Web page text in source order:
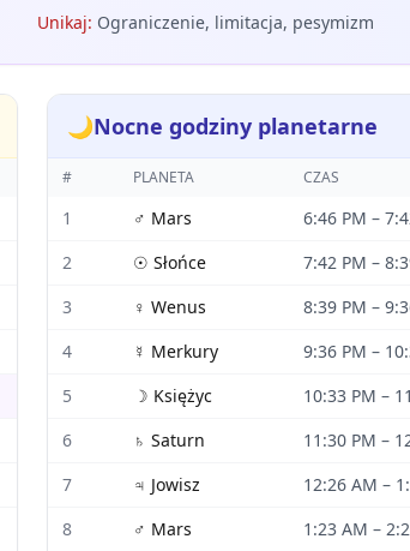
Unikaj: Ograniczenie, limitacja, pesymizm
🌙Nocne godziny planetarne
# PLANETA CZAS
1 ♂ Mars 6:46 PM –
2
☉ Słońce 7:42 PM –
3
♀ Wenus 8:39 PM –
4
☿ Merkury 9:36 PM –
5
☽ Księżyc 10:33 PM –
6
♄ Saturn 11:30 PM –
7
♃ Jowisz 12:26 AM –
8
♂ Mars 1:23 AM –